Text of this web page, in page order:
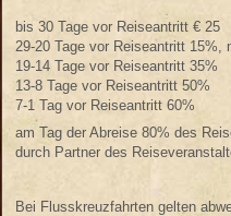
bis 30 Tage vor Reiseantritt € 25
29-20 Tage vor Reiseantritt 15%,
19-14 Tage vor Reiseantritt 35%
13-8 Tage vor Reiseantritt 50%
7-1 Tag vor Reiseantritt 60%
am Tag der Abreise 80% des
durch Partner des
Bei Flusskreuzfahrten gelten